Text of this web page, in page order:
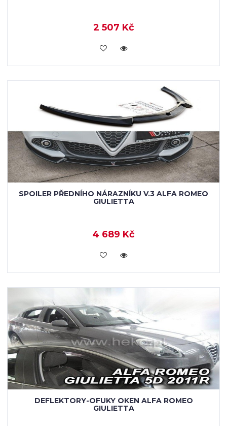
2 507 Kč
KOUPIT
SPOILER PŘEDNÍHO NÁRAZNÍKU V.3 ALFA ROMEO
GIULIETTA
4 689 Kč
KOUPIT
DEFLEKTORY-OFUKY OKEN ALFA ROMEO
GIULIETTA